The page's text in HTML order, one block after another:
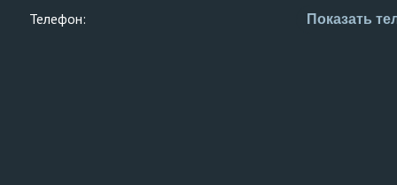
Телефон:
Показать